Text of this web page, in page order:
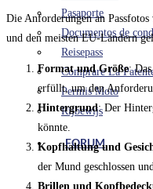
Pasaporte
Documentos de
Reisepass
Comprare La
Permis Moto
Rijbewijs
FORUM
Die Anforderungen an
und den meisten EU-Ländern
Format und Größe:
erfüllt, um den
Hintergrund: Der
könnte.
Kopfhaltung und
der Mund geschlossen
Brillen und